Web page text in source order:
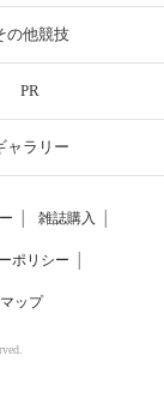
の他競技
PR
ャラリー
雑誌購入
ポリシー
ップ